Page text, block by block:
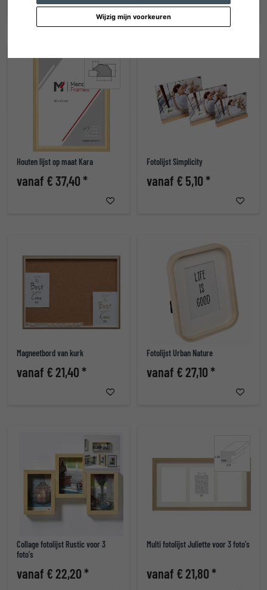
Wijzig mijn voorkeuren
Houten lijst op maat Kara
vanaf € 37,40 *
Fotolijst Simplicity
vanaf € 5,10 *
Magneetbord van kurk
vanaf € 21,40 *
Fotolijst Urban Nature
vanaf € 27,10 *
Collage fotolijst Rustic voor 3
foto's
vanaf € 22,20 *
Multi fotolijst Juliette voor 3 foto's
vanaf € 21,80 *